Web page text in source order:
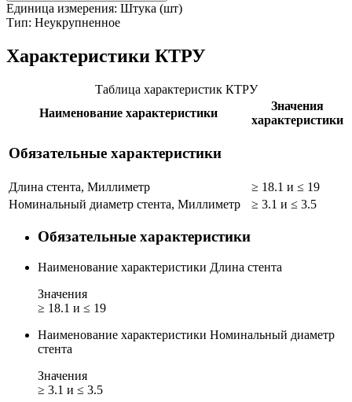
Единица измерения: Штука (шт)
Тип: Неукрупненное
Характеристики КТРУ
Таблица характеристик КТРУ
Наименование характеристики
Значения
характеристики
Обязательные характеристики
Длина стента, Миллиметр
≥ 18.1 и ≤ 19
Номинальный диаметр стента, Миллиметр
≥ 3.1 и ≤ 3.5
Обязательные характеристики
Наименование характеристики Длина стента
Значения
≥ 18.1 и ≤ 19
Наименование характеристики Номинальный диаметр
стента
Значения
≥ 3.1 и ≤ 3.5